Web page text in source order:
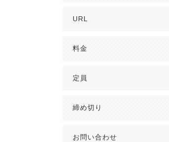
URL
料金
定員
締め切り
お問い合わせ